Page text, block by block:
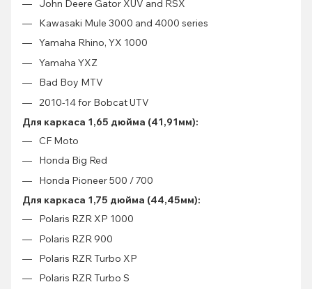
John Deere Gator XUV and RSX
Kawasaki Mule 3000 and 4000 series
Yamaha Rhino, YX 1000
Yamaha YXZ
Bad Boy MTV
2010-14 for Bobcat UTV
Для каркаса 1,65 дюйма (41,91мм):
CF Moto
Honda Big Red
Honda Pioneer 500 / 700
Для каркаса 1,75 дюйма (44,45мм):
Polaris RZR XP 1000
Polaris RZR 900
Polaris RZR Turbo XP
Polaris RZR Turbo S